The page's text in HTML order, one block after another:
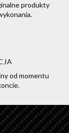
produkty
od momentu